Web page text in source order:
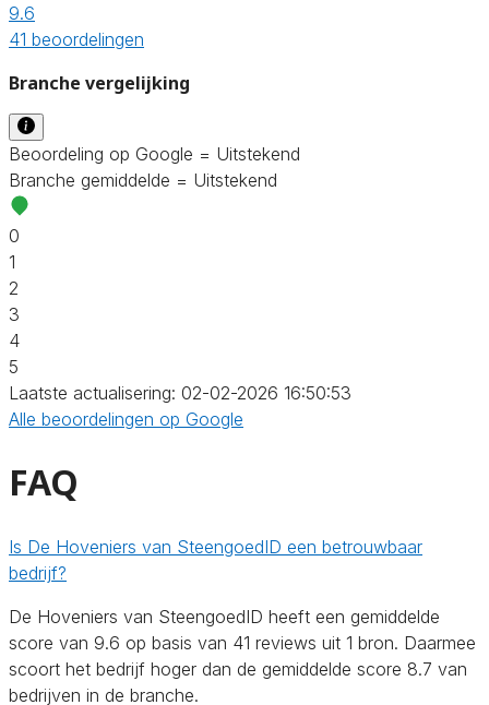
9.6
41 beoordelingen
Branche vergelijking
Beoordeling op Google = Uitstekend
Branche gemiddelde = Uitstekend
0
1
2
3
4
5
Laatste actualisering: 02-02-2026 16:50:53
Alle beoordelingen op Google
FAQ
Is De Hoveniers van SteengoedID een betrouwbaar
bedrijf?
De Hoveniers van SteengoedID heeft een gemiddelde
score van 9.6 op basis van 41 reviews uit 1 bron. Daarmee
scoort het bedrijf hoger dan de gemiddelde score 8.7 van
bedrijven in de branche.